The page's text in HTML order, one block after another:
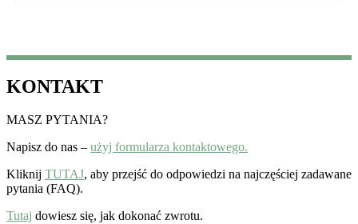
KONTAKT
MASZ PYTANIA?
Napisz do nas – użyj formularza kontaktowego.
Kliknij TUTAJ, aby przejść do odpowiedzi na najczęściej zadawane
pytania (FAQ).
Tutaj dowiesz się, jak dokonać zwrotu.